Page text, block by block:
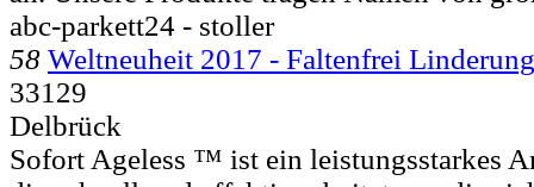
abc-parkett24 - stoller
58 Weltneuheit 2017 - Faltenfrei
33129
Delbrück
Sofort Ageless ™ ist ein leistungsstarkes